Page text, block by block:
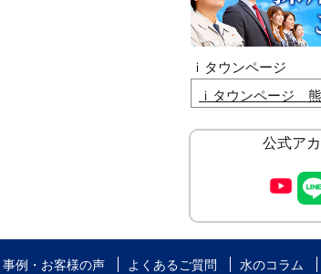
ｉタウンページ
ｉタウンページ
公式ア
事例・お客様の声 よくあるご質問 水のコラム